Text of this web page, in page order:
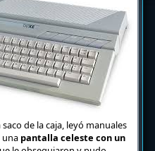
de la caja, leyó manuales
una pantalla celeste con un